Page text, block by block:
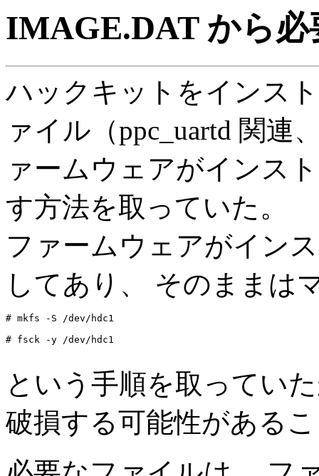
IMAGE.DAT から
ハックキットをインス
ァイル（ppc_uartd 関連
ァームウェアがインス
す方法を取っていた。
ファームウェアがイン
してあり、 そのままは
# mkfs -S /dev/hdc1
# fsck -y /dev/hdc1
という手順を取ってい
破損する可能性がある